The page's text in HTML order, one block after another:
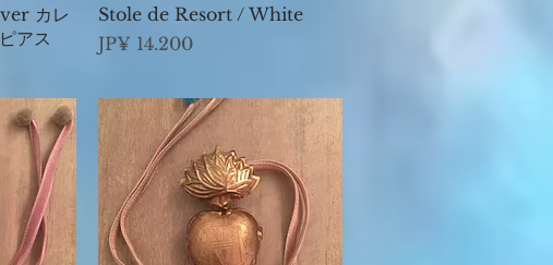
カレ
アス
Visualização rápida
Stole de Resort / White
Preço
JP¥ 14.200